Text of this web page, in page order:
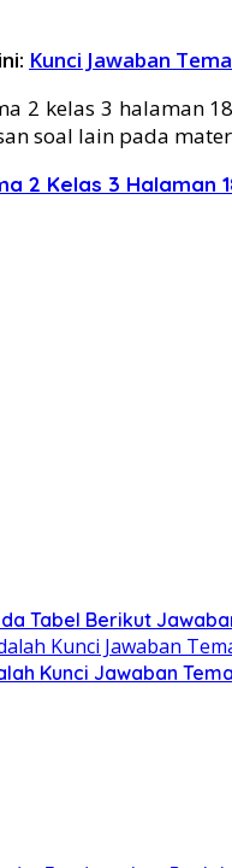
Kunci Jawaban
2 kelas 3 halaman
soal lain pada
2 Kelas 3 Halaman
Tabel Berikut
Kunci Jawaban